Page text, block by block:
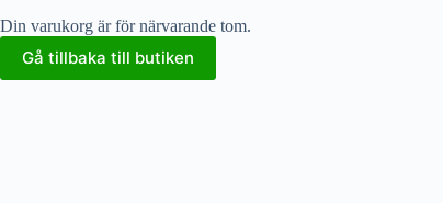
Din varukorg är för närvarande tom.
Gå tillbaka till butiken